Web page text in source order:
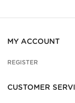
MY ACCOUNT
REGISTER
CUSTOMER